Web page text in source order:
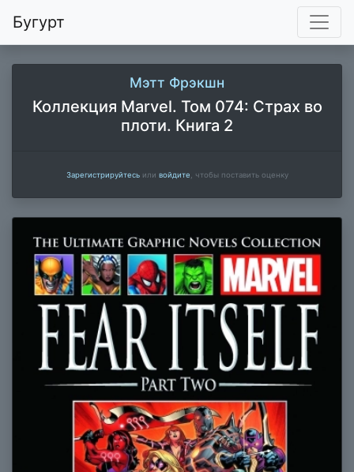
Бугурт
Мэтт Фрэкшн
Коллекция Marvel. Том 074: Страх во
плоти. Книга 2
Зарегистрируйтесьили войдите , чтобы поставить оценку